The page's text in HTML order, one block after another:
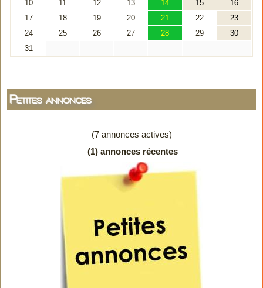
Petites annonces
(7 annonces actives)
(1) annonces récentes